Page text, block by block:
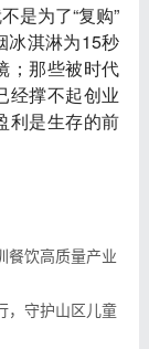
是为了“复购”
冰淇淋为15秒
；那些被时代
经撑不起创业
利是生存的前
餐饮高质量产业
，守护山区儿童